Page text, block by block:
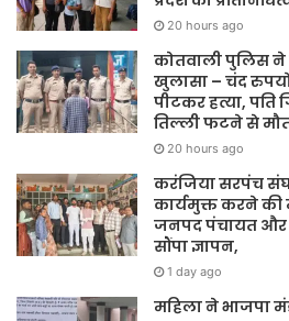
20 hours ago
कोतवाली पुलिस ने
खुलासा – चंद
पीटकर हत्या, पति
तिल्ली फटने से
20 hours ago
करंजिया सरपंच
कार्यमुक्त करने
जनपद पंचायत
सौंपा ज्ञापन,
1 day ago
महिला ने भाजपा